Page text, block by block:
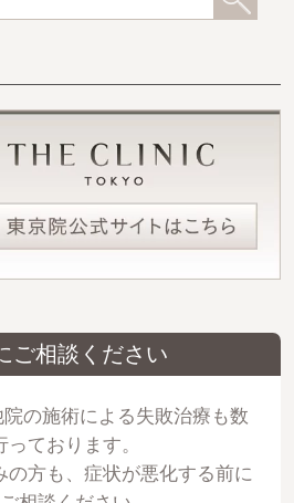
ご相談ください
の施術による失敗治療も数
っております。
の方も、症状が悪化する前に